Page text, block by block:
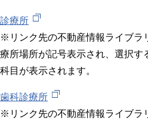
診療所
※リンク先の不動産情報ライブラ
療所場所が記号表示され、選択す
科目が表示されます。
歯科診療所
※リンク先の不動産情報ライブラ